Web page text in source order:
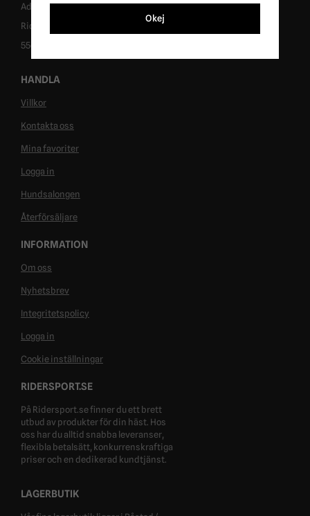
Adress: Tomtaholmsvägen 1, 269 41 Östra Karup
Ridersport in Sweden AB
556953-6955
HANDLA
Villkor
Kontakta oss
Mina favoriter
Logga in
Hundsalongen
Återförsäljare
INFORMATION
Om oss
Nyhetsbrev
Integritetspolicy
Logga in
Cookie inställningar
RIDERSPORT.SE
På Ridersport.se finner du ett brett
utbud av produkter för din häst. Hos
oss har du alltid snabba leveranser,
flexibla betalsätt, konkurrenskraftiga
priser och en dedikerad kundtjänst.
LAGERBUTIK
Okej